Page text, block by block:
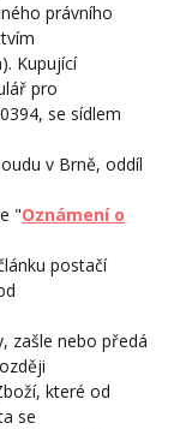
právního
Kupující
pro
se sídlem
v Brně, oddíl
"Oznámení o
postačí
zašle nebo předá
které od
se